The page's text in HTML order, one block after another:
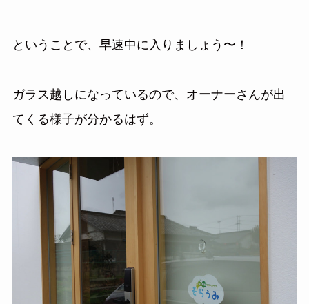
ということで、早速中に入りましょう〜！
ガラス越しになっているので、オーナーさんが出
てくる様子が分かるはず。